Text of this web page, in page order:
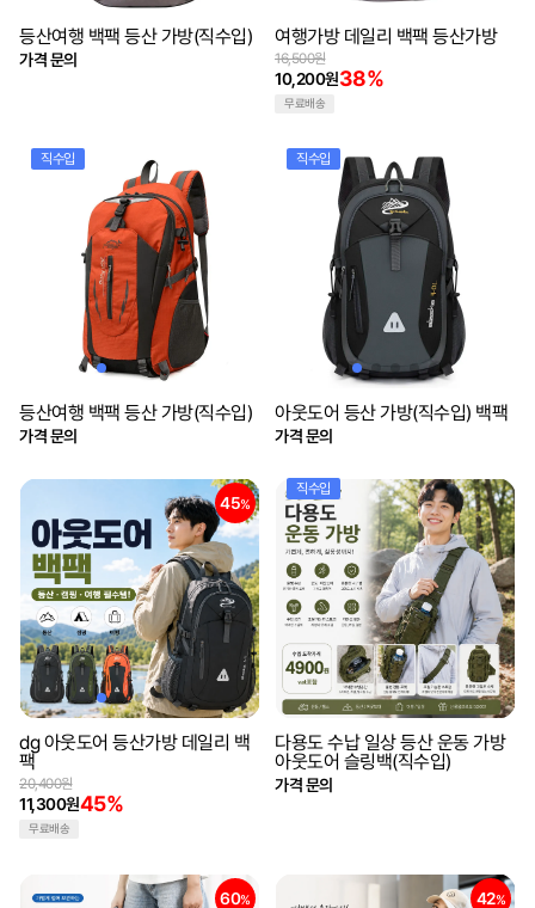
등산여행 백팩 등산 가방(직수입)
가격 문의
여행가방 데일리 백팩 등산가방
10,200원38%
16,500원
무료배송
직수입
등산여행 백팩 등산 가방(직수입)
가격 문의
직수입
아웃도어 등산 가방(직수입) 백팩
가격 문의
45%
dg 아웃도어 등산가방 데일리 백
팩
11,300원45%
20,400원
무료배송
직수입
다용도 수납 일상 등산 운동 가방
아웃도어 슬링백(직수입)
가격 문의
60% 42%